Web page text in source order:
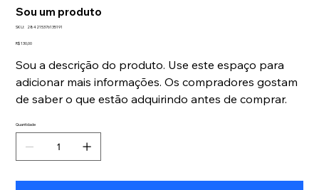
Sou um produto
SKU:
SKU
284215376135191
Preço
R$ 130,00
Sou a descrição do produto. Use este espaço para
adicionar mais informações. Os compradores gostam
de saber o que estão adquirindo antes de comprar.
Quantidade